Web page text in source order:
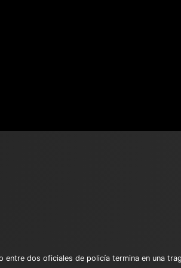
dos oficiales de policía termina en una